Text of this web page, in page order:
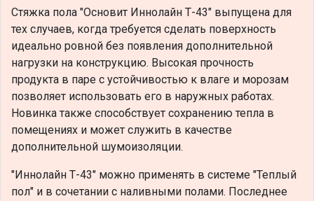
Стяжка пола "Основит Иннолайн Т-43" выпущена для
тех случаев, когда требуется сделать поверхность
идеально ровной без появления дополнительной
нагрузки на конструкцию. Высокая прочность
продукта в паре с устойчивостью к влаге и морозам
позволяет использовать его в наружных работах.
Новинка также способствует сохранению тепла в
помещениях и может служить в качестве
дополнительной шумоизоляции.
"Иннолайн Т-43" можно применять в системе "Теплый
пол" и в сочетании с наливными полами. Последнее